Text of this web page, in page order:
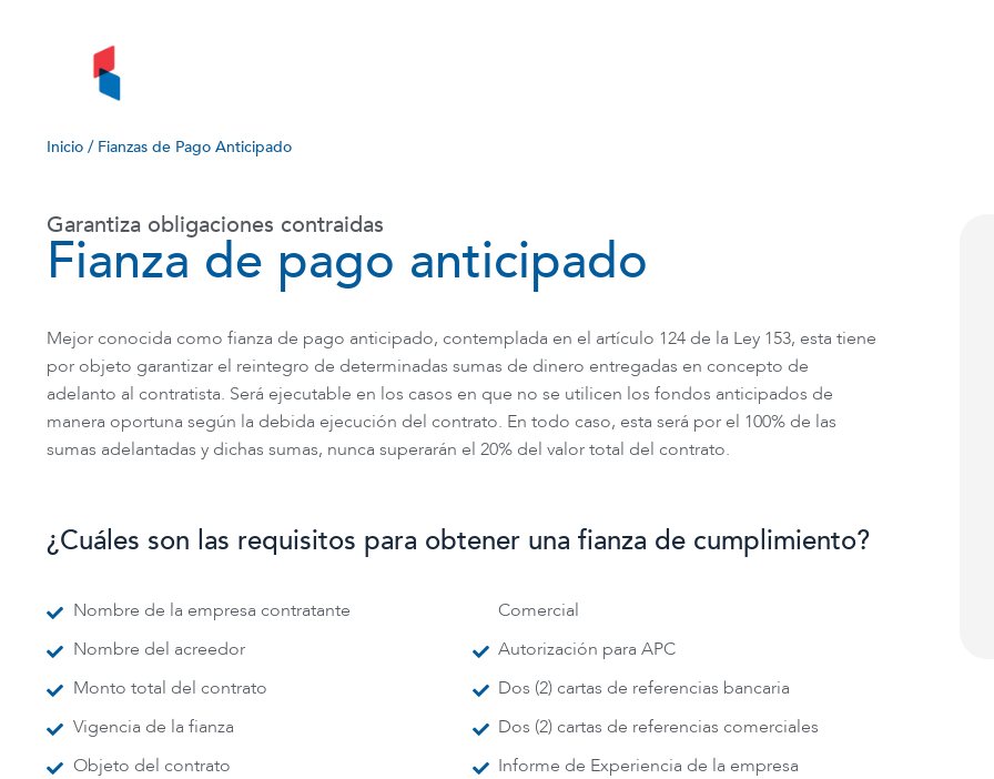
Inicio / Fianzas de Pago Anticipado
Garantiza obligaciones contraidas
Fianza de pago anticipado
Mejor conocida como fianza de pago anticipado, contemplada en el artículo 124 de la Ley 153, esta tiene
por objeto garantizar el reintegro de determinadas sumas de dinero entregadas en concepto de
adelanto al contratista. Será ejecutable en los casos en que no se utilicen los fondos anticipados de
manera oportuna según la debida ejecución del contrato. En todo caso, esta será por el 100% de las
sumas adelantadas y dichas sumas, nunca superarán el 20% del valor total del contrato.
¿Cuáles son las requisitos para obtener una fianza de cumplimiento?
Nombre de la empresa contratante
Nombre del acreedor
Monto total del contrato
Vigencia de la fianza
Objeto del contrato
Comercial
Autorización para APC
Dos (2) cartas de referencias bancaria
Dos (2) cartas de referencias comerciales
Informe de Experiencia de la empresa